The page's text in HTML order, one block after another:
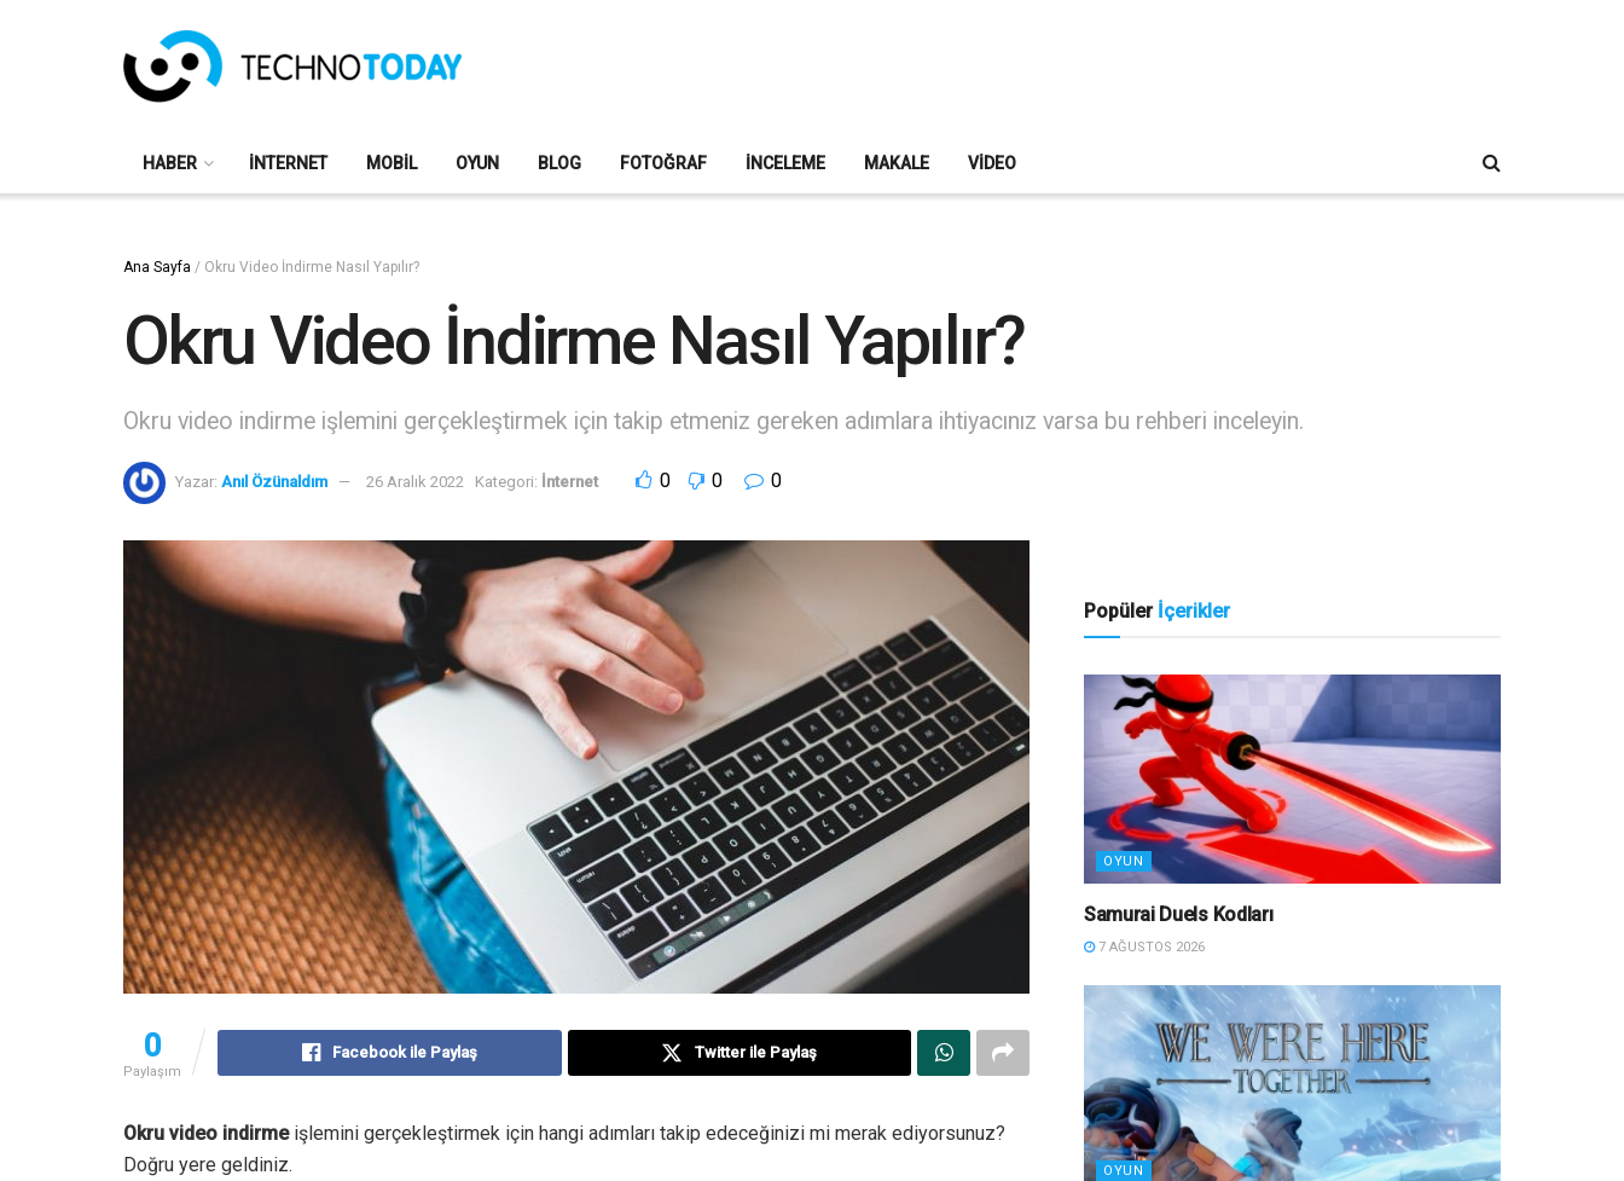
HABER İNTERNET MOBIL OYUN BLOG FOTOĞRAF İNCELEME MAKALE VIDEO
Ana Sayfa / Okru Video İndirme Nasıl Yapılır?
Okru Video İndirme Nasıl Yapılır?
Okru video indirme işlemini gerçekleştirmek için takip etmeniz gereken adımlara ihtiyacınız varsa bu rehberi inceleyin.
Yazar: Anıl Özünaldım 26 Aralık 2022 Kategori: İnternet 0 0 0
0
Paylaşım
Facebook ile Paylaş Twitter ile Paylaş
Okru video indirmeişlemini gerçekleştirmek için hangi adımları takip edeceğinizi mi merak ediyorsunuz?
Doğru yere geldiniz.
Popüler İçerikler
OYUN
Samurai Duels Kodları
7 AĞUSTOS 2026
OYUN